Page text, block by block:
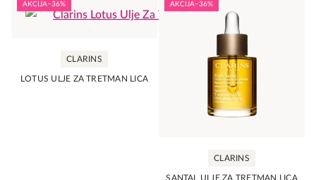
AKCIJA−36%
CLARINS
LOTUS ULJE ZA TRETMAN LICA
AKCIJA−36%
CLARINS
SANTAL ULJE ZA TRETMAN LICA